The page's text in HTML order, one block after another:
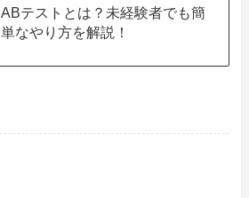
ABテストとは？未経験者でも簡
単なやり方を解説！